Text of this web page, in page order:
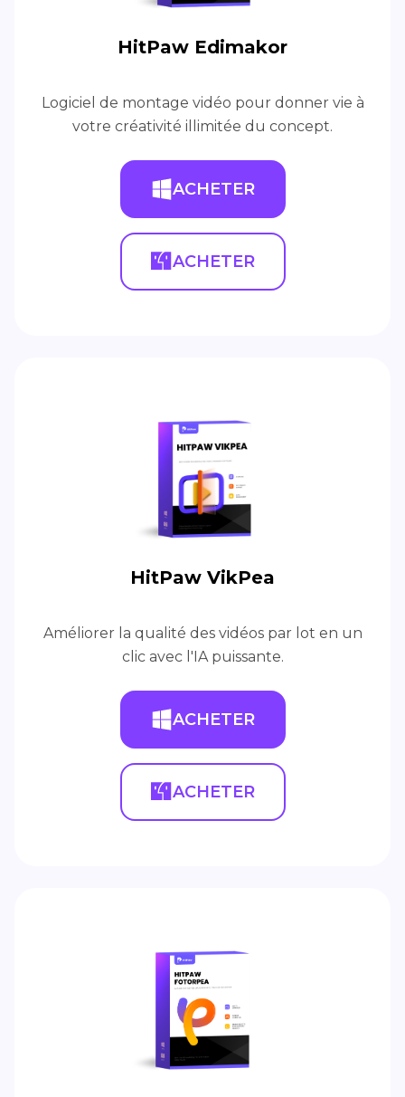
HitPaw Edimakor
Logiciel de montage vidéo pour donner vie à
votre créativité illimitée du concept.
ACHETER
ACHETER
HitPaw VikPea
Améliorer la qualité des vidéos par lot en un
clic avec l'IA puissante.
ACHETER
ACHETER